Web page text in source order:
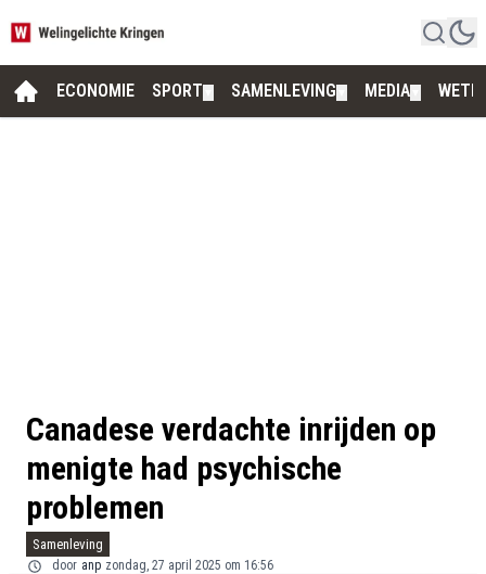
ECONOMIE SPORT SAMENLEVING MEDIA
Canadese verdachte inrijden op
menigte had psychische
problemen
Samenleving
door anp zondag, 27 april 2025 om 16:56